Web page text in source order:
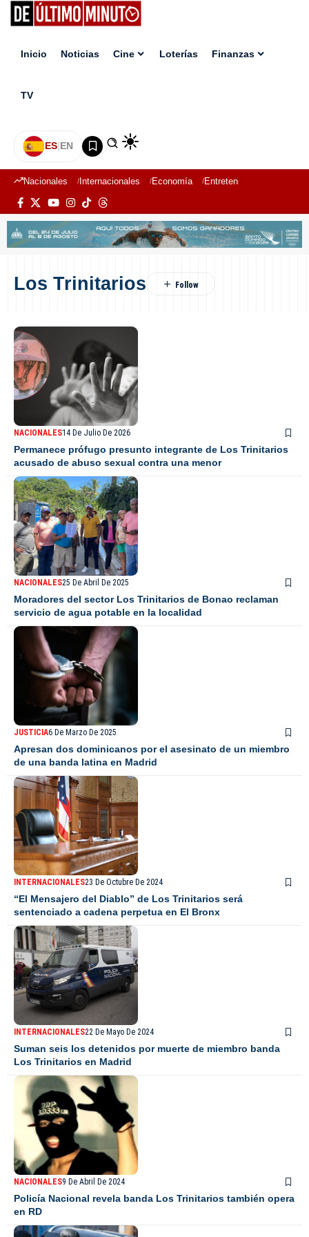
Inicio Noticias Cine Loterías Finanzas
TV
ES|EN
Nacionales Internacionales Economía Entretenimiento
Los Trinitarios
NACIONALES14 De Julio De 2026
Permanece prófugo presunto integrante de Los Trinitarios
acusado de abuso sexual contra una menor
NACIONALES25 De Abril De 2025
Moradores del sector Los Trinitarios de Bonao reclaman
servicio de agua potable en la localidad
JUSTICIA6 De Marzo De 2025
Apresan dos dominicanos por el asesinato de un miembro
de una banda latina en Madrid
INTERNACIONALES23 De Octubre De 2024
“El Mensajero del Diablo” de Los Trinitarios será
sentenciado a cadena perpetua en El Bronx
INTERNACIONALES22 De Mayo De 2024
Suman seis los detenidos por muerte de miembro banda
Los Trinitarios en Madrid
NACIONALES9 De Abril De 2024
Policía Nacional revela banda Los Trinitarios también opera
en RD